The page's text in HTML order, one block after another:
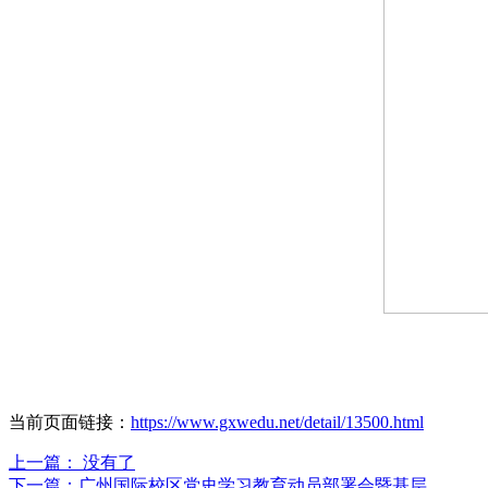
当前页面链接： https://www.gxwedu.net/detail/13500.html
上一篇： 没有了